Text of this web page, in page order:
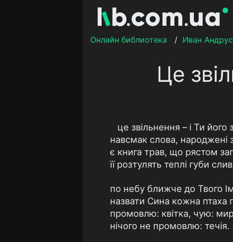
Онлайн библиотека / Иван
Це
це звільнення – і Ти його
навсмак слова, народжені
є книга трав, що рястом
її розтулять теплі губи
по небу ближче до Твого
назвати Сина кожна птаха
промовлю: квітка, чую:
нічого не промовлю: течія.